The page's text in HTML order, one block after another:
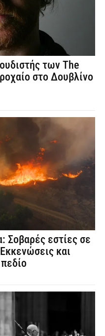
των The
στο Δουβλίνο
Σοβαρές εστίες σε
και